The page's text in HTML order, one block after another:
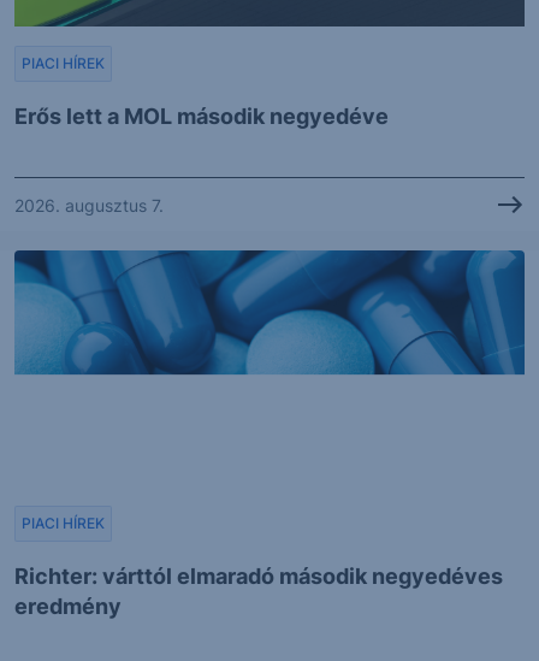
Erős lett a MOL második negyedéve
PIACI HÍREK
2026. augusztus 7.
Richter: várttól elmaradó második negyedéves
eredmény
PIACI HÍREK